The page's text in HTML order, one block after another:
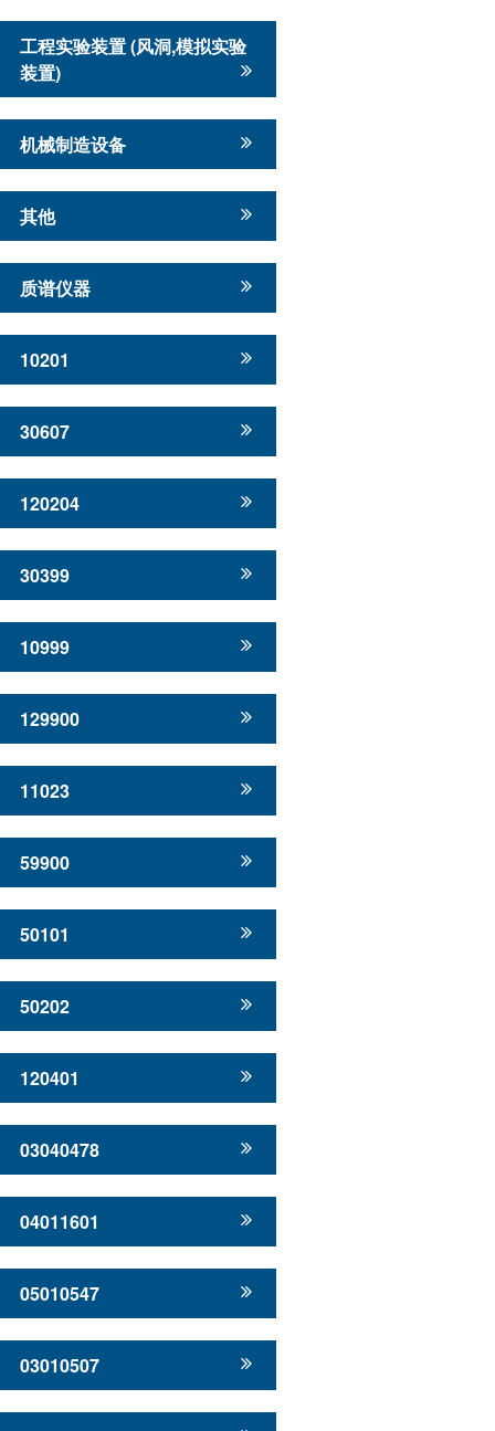
工程实验装置 (风洞,模拟实验
装置)
机械制造设备
其他
质谱仪器
10201
30607
120204
30399
10999
129900
11023
59900
50101
50202
120401
03040478
04011601
05010547
03010507